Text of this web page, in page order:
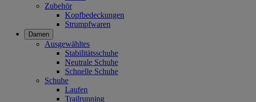
Zubehör
Kopfbedeckungen
Strumpfwaren
Damen
Ausgewähltes
Stabilitätsschuhe
Neutrale Schuhe
Schnelle Schuhe
Schuhe
Laufen
Trailrunning